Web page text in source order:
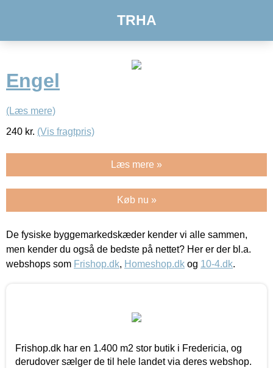
TRHA
Engel
(Læs mere)
240 kr. (Vis fragtpris)
Læs mere »
Køb nu »
De fysiske byggemarkedskæder kender vi alle sammen,
men kender du også de bedste på nettet? Her er der bl.a.
webshops som Frishop.dk, Homeshop.dk og 10-4.dk.
Frishop.dk har en 1.400 m2 stor butik i Fredericia, og
derudover sælger de til hele landet via deres webshop.